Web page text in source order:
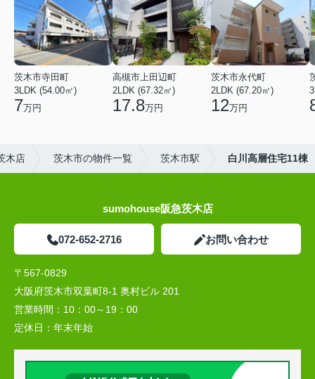
茨木市寺田町
3LDK (54.00㎡)
7万円
高槻市上田辺町
2LDK (67.32㎡)
17.8万円
茨木市永代町
2LDK (67.20㎡)
12万円
木店 茨木市の物件一覧 茨木市駅 白川高層住宅11棟
sumohouse阪急茨木店
072-652-2716 お問い合わせ
〒567-0829
大阪府茨木市双葉町8-1 奥村ビル 201
営業時間： 10：00～19：00
定休日： 年末年始